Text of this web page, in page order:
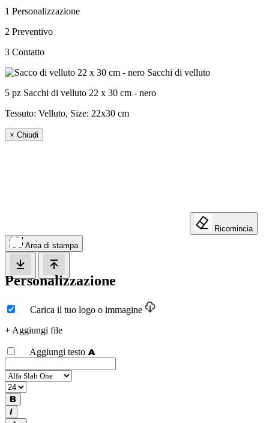
1 Personalizzazione
2 Preventivo
3 Contatto
5 pz Sacchi di velluto 22 x 30 cm - nero
Tessuto: Velluto, Size: 22x30 cm
× Chiudi
Ricomincia
Area di stampa
Personalizzazione
Carica il tuo logo o immagine
+ Aggiungi file
Aggiungi testo